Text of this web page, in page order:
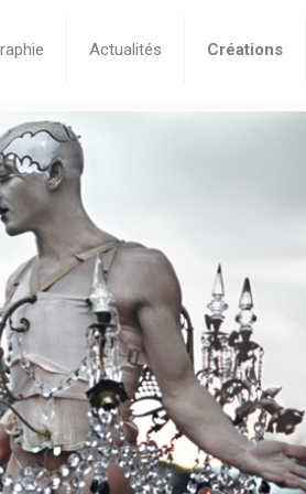
Actualités Créations